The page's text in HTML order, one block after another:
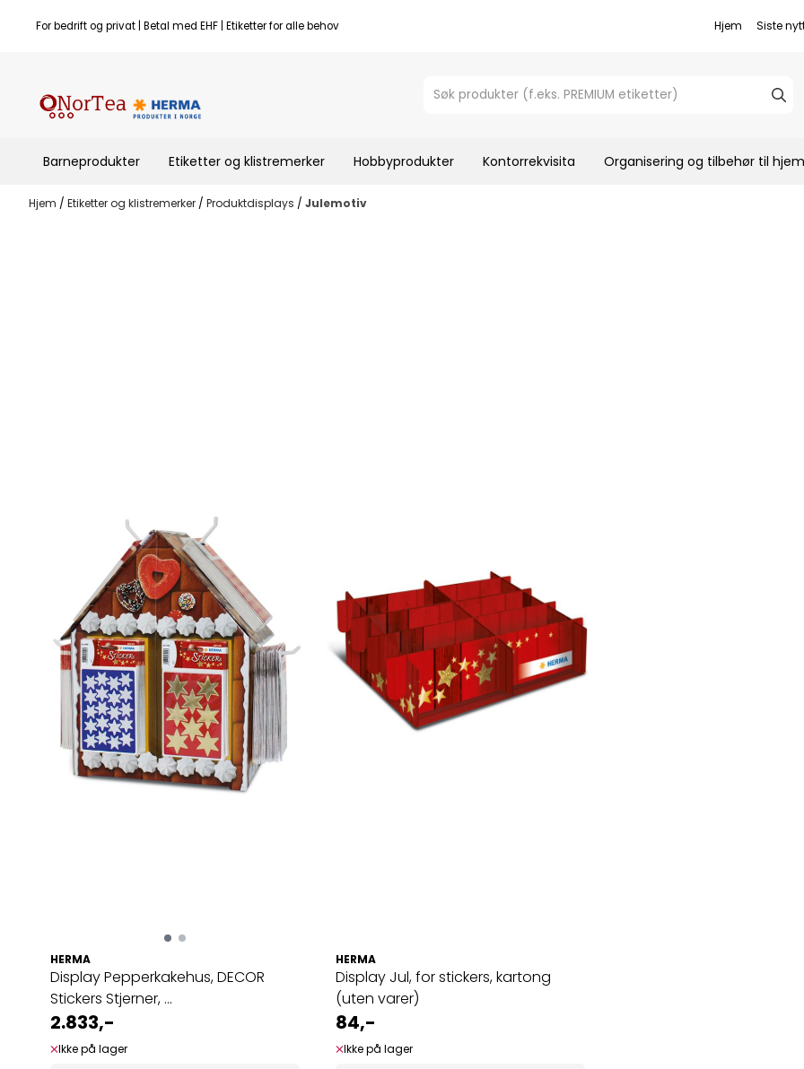
Hopp til innhold
For bedrift og privat | Betal med EHF | Etiketter for alle behov Hjem Siste
Barneprodukter Etiketter og klistremerker Hobbyprodukter Kontorrekvisita Organisering og tilbehør til
Hjem / Etiketter og klistremerker / Produktdisplays / Julemotiv
HERMA
Display Pepperkakehus, DECOR
Stickers Stjerner, ...
2.833,-
Ikke på lager
HERMA
Display Jul, for stickers, kartong
(uten varer)
84,-
Ikke på lager